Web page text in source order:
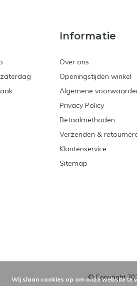
Informatie
Over ons
Openingstijden winkel
Algemene
Privacy Policy
Betaalmethoden
Verzenden &
Klantenservice
Sitemap
© Copyright
Wij slaan cookies op om onze website te